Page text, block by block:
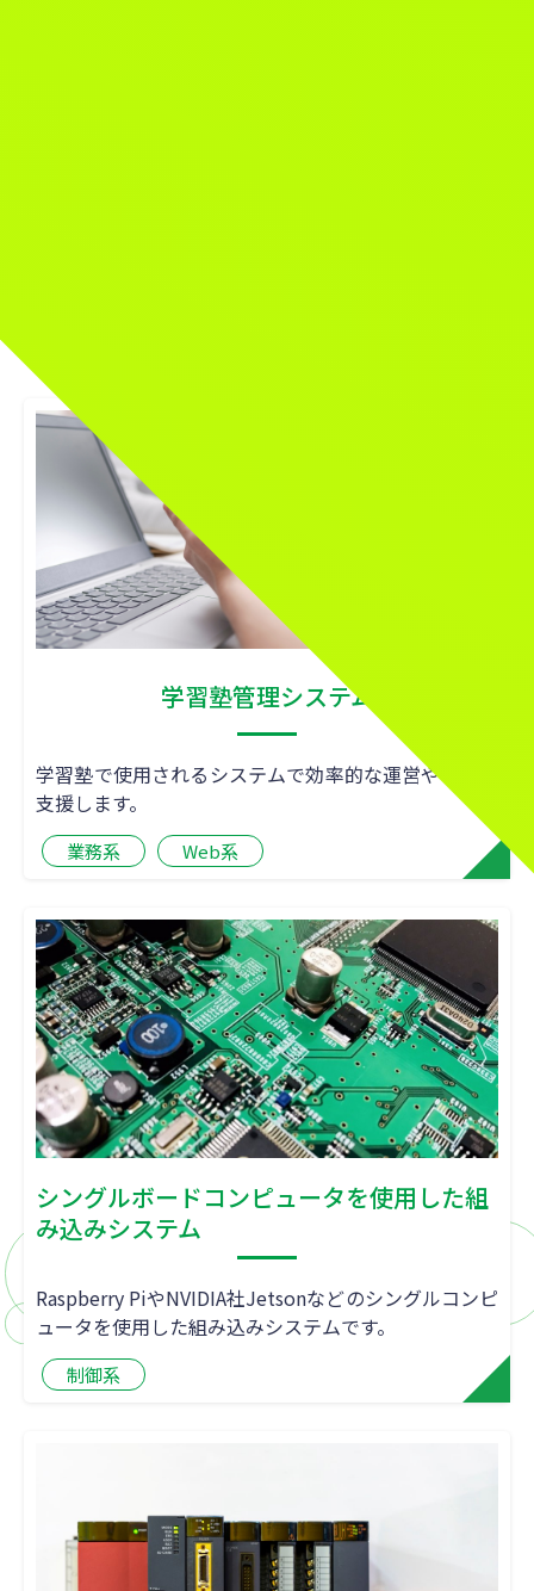
学習塾管理システム
学習塾で使用されるシステムで効率的な運営や管理を
支援します。
業務系 Web系
シングルボードコンピュータを使用した組
み込みシステム
Raspberry PiやNVIDIA社Jetsonなどのシングルコンピ
ュータを使用した組み込みシステムです。
制御系